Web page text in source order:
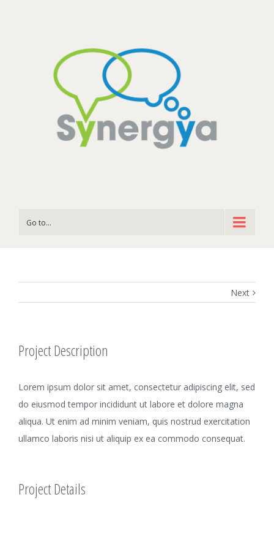
Go to...
Next
Project Description
Lorem ipsum dolor sit amet, consectetur adipiscing elit, sed
do eiusmod tempor incididunt ut labore et dolore magna
aliqua. Ut enim ad minim veniam, quis nostrud exercitation
ullamco laboris nisi ut aliquip ex ea commodo consequat.
Project Details